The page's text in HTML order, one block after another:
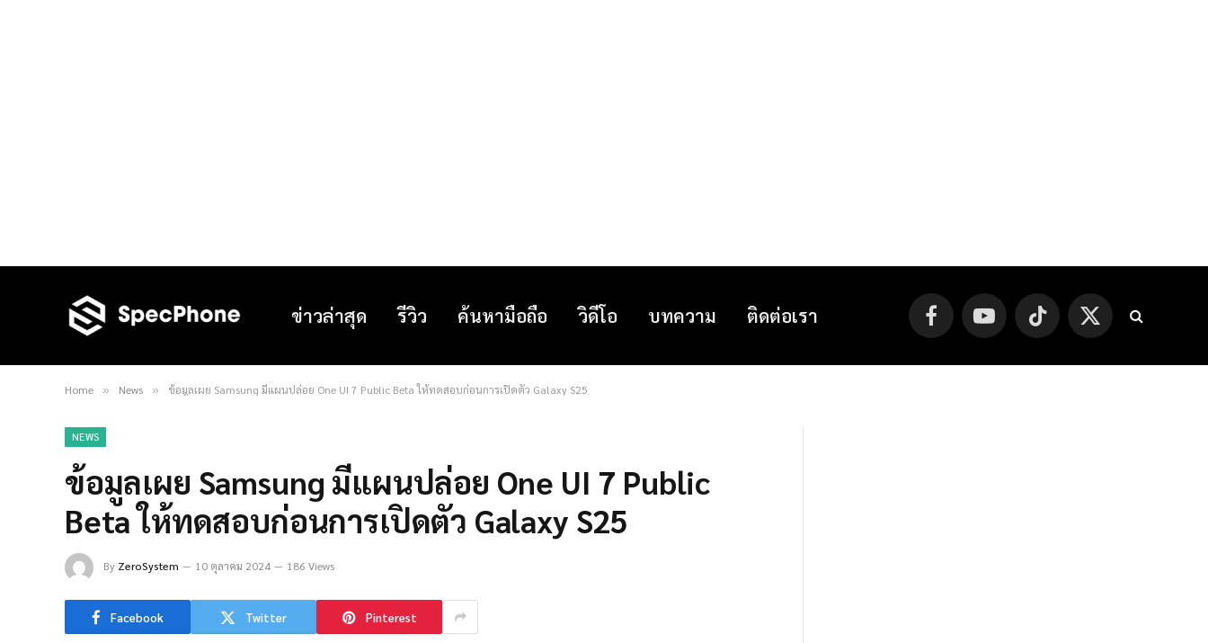
ข่าวล่าสุด รีวิว ค้นหามือถือ วิดีโอ บทความ ติดต่อเรา FacebookYouTube TikTok
X
(Twitter)
Home » News » ข้อมูลเผย Samsung มีแผนปล่อย One UI 7 Public Beta ให้ทดสอบก่อนการเปิดตัว Galaxy S25
NEWS
ข้อมูลเผย Samsung มีแผนปล่อย One UI 7 Public
Beta ให้ทดสอบก่อนการเปิดตัว Galaxy S25
By ZeroSystem 10 ตุลาคม 2024 186 Views
Facebook Twitter Pinterest